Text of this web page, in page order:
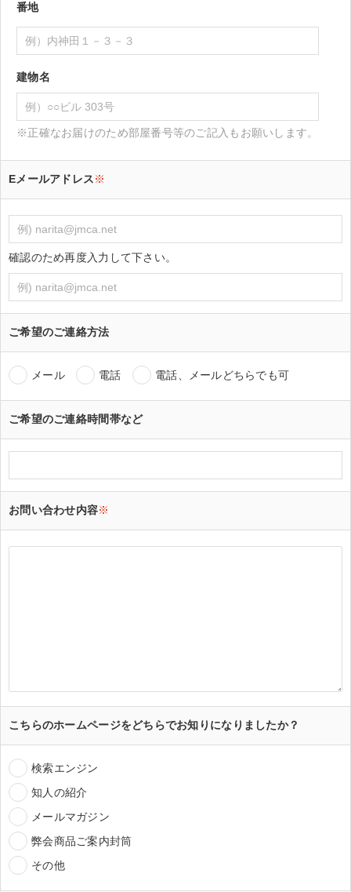
番地
建物名
※正確なお届けのため部屋番号等のご記入もお願いします。
Eメールアドレス※
確認のため再度入力して下さい。
ご希望のご連絡方法
メール 電話 電話、メールどちらでも可
ご希望のご連絡時間帯など
お問い合わせ内容※
こちらのホームページをどちらでお知りになりましたか？
検索エンジン
知人の紹介
メールマガジン
弊会商品ご案内封筒
その他